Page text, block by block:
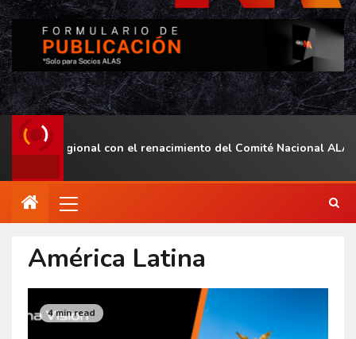
regional con el renacimiento del Comité Nacional ALAS
América Latina
4 min read